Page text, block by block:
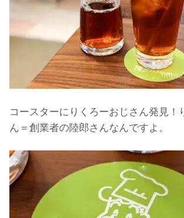
コースターにりくろーおじさん発見！
ん＝創業者の陸郎さんなんですよ。